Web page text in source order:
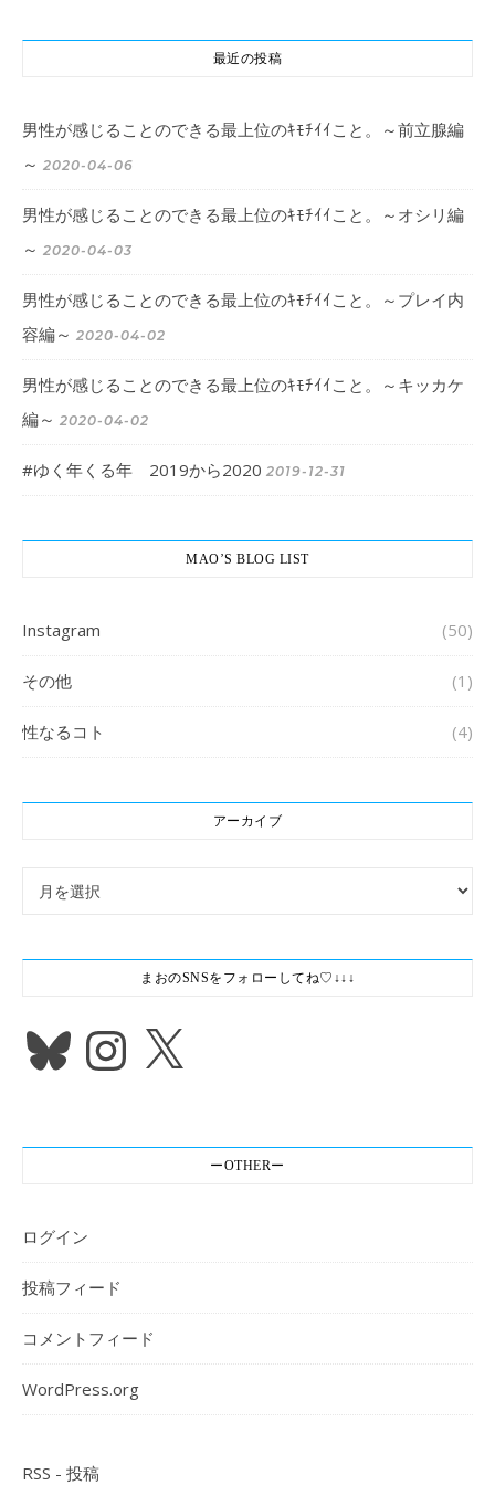
最近の投稿
男性が感じることのできる最上位のｷﾓﾁｲｲこと。～前立腺編
～ 2020-04-06
男性が感じることのできる最上位のｷﾓﾁｲｲこと。～オシリ編
～ 2020-04-03
男性が感じることのできる最上位のｷﾓﾁｲｲこと。～プレイ内
容編～ 2020-04-02
男性が感じることのできる最上位のｷﾓﾁｲｲこと。～キッカケ
編～ 2020-04-02
#ゆく年くる年 2019から2020 2019-12-31
MAO’S BLOG LIST
Instagram (50)
その他 (1)
性なるコト (4)
アーカイブ
アーカイブ
まおのSNSをフォローしてね♡↓↓↓
BlueskyInstagram
X
ーOTHERー
ログイン
投稿フィード
コメントフィード
WordPress.org
RSS - 投稿